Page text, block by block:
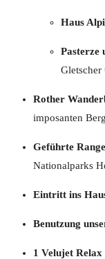
Haus
Pasterze
Gletscher
Rother
imposanten
Geführte
Nationalparks
Eintritt ins
Benutzung
1 Velujet Relax